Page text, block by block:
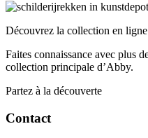
Découvrez la collection en ligne
Faites connaissance avec plus
collection principale d’Abby.
Partez à la découverte
Contact